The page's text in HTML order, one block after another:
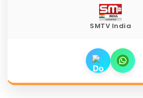
SMTV India